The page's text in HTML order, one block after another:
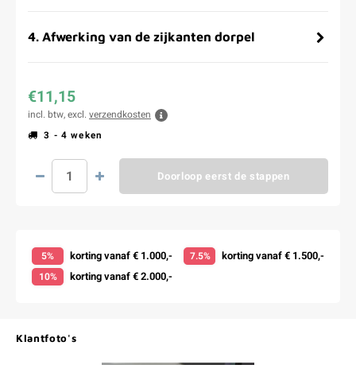
4. Afwerking van de zijkanten dorpel
€11,15
incl. btw, excl. verzendkosten
3 - 4 weken
Doorloop eerst de stappen
5% korting vanaf € 1.000,- 7.5% korting vanaf € 1.500,-
10% korting vanaf € 2.000,-
Klantfoto's